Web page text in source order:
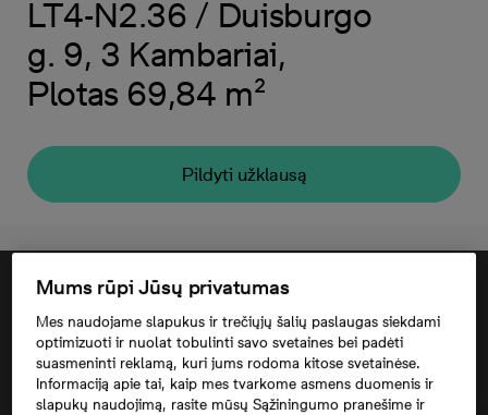
LT4-N2.36 / Duisburgo
g. 9, 3 Kambariai,
Plotas 69,84 m²
Pildyti užklausą
Mums rūpi Jūsų privatumas
Mes naudojame slapukus ir trečiųjų šalių paslaugas siekdami
optimizuoti ir nuolat tobulinti savo svetaines bei padėti
suasmeninti reklamą, kuri jums rodoma kitose svetainėse.
Informaciją apie tai, kaip mes tvarkome asmens duomenis ir
slapukų naudojimą, rasite mūsų Sąžiningumo pranešime ir